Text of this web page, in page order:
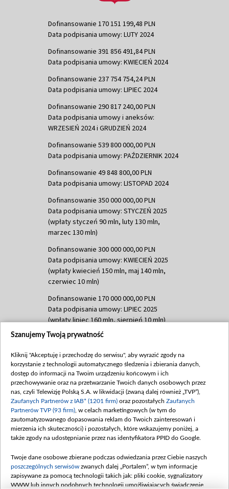
Dofinansowanie 170 151 199,48 PLN
Data podpisania umowy: LUTY 2024
Dofinansowanie 391 856 491,84 PLN
Data podpisania umowy: KWIECIEŃ 2024
Dofinansowanie 237 754 754,24 PLN
Data podpisania umowy: LIPIEC 2024
Dofinansowanie 290 817 240,00 PLN
Data podpisania umowy i aneksów:
WRZESIEŃ 2024 i GRUDZIEŃ 2024
Dofinansowanie 539 800 000,00 PLN
Data podpisania umowy: PAŹDZIERNIK 2024
Dofinansowanie 49 848 800,00 PLN
Data podpisania umowy: LISTOPAD 2024
Dofinansowanie 350 000 000,00 PLN
Data podpisania umowy: STYCZEŃ 2025
(wpłaty styczeń 90 mln, luty 130 mln,
marzec 130 mln)
Dofinansowanie 300 000 000,00 PLN
Data podpisania umowy: KWIECIEŃ 2025
(wpłaty kwiecień 150 mln, maj 140 mln,
czerwiec 10 mln)
Dofinansowanie 170 000 000,00 PLN
Data podpisania umowy: LIPIEC 2025
(wpłaty lipiec 160 mln, sierpień 10 mln)
Dofinansowanie 60 000 000,00 PLN
(wpłata wrzesień 60 mln)
Dofinansowanie 635 783 051,21 PLN
Data podpisania umowy: WRZESIEŃ 2025
(wpłata wrzesień 100 mln, październik 350
mln, listopad 265 mln)
Dofinansowanie 48 862 000,00 PLN
Data podpisania umowy: GRUDZIEŃ 2025
Dofinansowanie 900 000 000,00 PLN
Data podpisania umowy: LUTY 2026 (wpłata
26 lutego 80 mln, 4 marca 370 mln,8
Szanujemy Twoją prywatność
Kliknij "Akceptuję i przechodzę do serwisu", aby wyrazić zgody na
korzystanie z technologii automatycznego śledzenia i zbierania danych,
dostęp do informacji na Twoim urządzeniu końcowym i ich
przechowywanie oraz na przetwarzanie Twoich danych osobowych przez
nas, czyli Telewizję Polską S.A. w likwidacji (zwaną dalej również „TVP”),
Zaufanych Partnerów z IAB* (1201 firm) oraz pozostałych Zaufanych
Partnerów TVP (93 firm) , w celach marketingowych (w tym do
zautomatyzowanego dopasowania reklam do Twoich zainteresowań i
mierzenia ich skuteczności) i pozostałych, które wskazujemy poniżej, a
także zgody na udostępnianie przez nas identyfikatora PPID do Google.
Twoje dane osobowe zbierane podczas odwiedzania przez Ciebie naszych
poszczególnych serwisów zwanych dalej „Portalem”, w tym informacje
zapisywane za pomocą technologii takich jak: pliki cookie, sygnalizatory
WWW lub innych podobnych technologii umożliwiających świadczenie